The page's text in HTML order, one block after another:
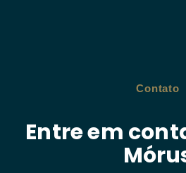
Contato
Entre em